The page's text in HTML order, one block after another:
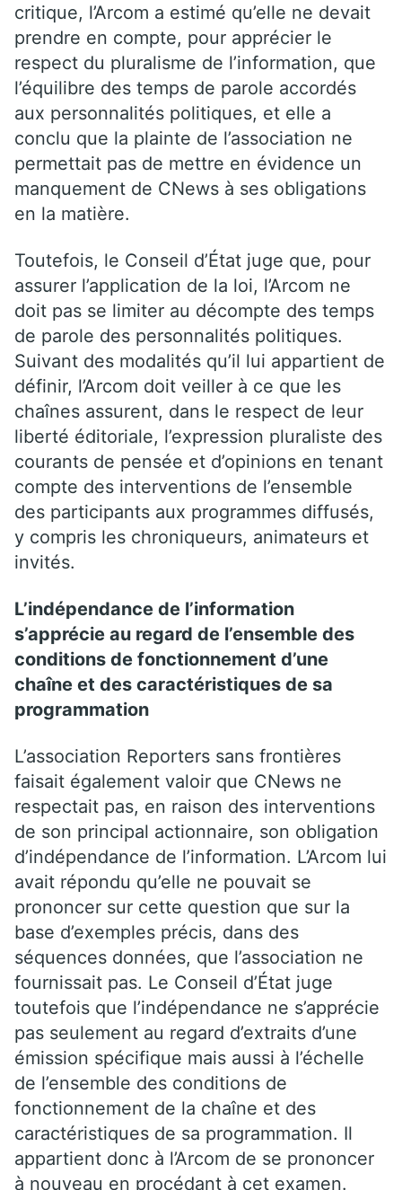
critique, l’Arcom a estimé qu’elle ne devait
prendre en compte, pour apprécier le
respect du pluralisme de l’information, que
l’équilibre des temps de parole accordés
aux personnalités politiques, et elle a
conclu que la plainte de l’association ne
permettait pas de mettre en évidence un
manquement de CNews à ses obligations
en la matière.
Toutefois, le Conseil d’État juge que, pour
assurer l’application de la loi, l’Arcom ne
doit pas se limiter au décompte des temps
de parole des personnalités politiques.
Suivant des modalités qu’il lui appartient de
définir, l’Arcom doit veiller à ce que les
chaînes assurent, dans le respect de leur
liberté éditoriale, l’expression pluraliste des
courants de pensée et d’opinions en tenant
compte des interventions de l’ensemble
des participants aux programmes diffusés,
y compris les chroniqueurs, animateurs et
invités.
L’indépendance de l’information
s’apprécie au regard de l’ensemble des
conditions de fonctionnement d’une
chaîne et des caractéristiques de sa
programmation
L’association Reporters sans frontières
faisait également valoir que CNews ne
respectait pas, en raison des interventions
de son principal actionnaire, son obligation
d’indépendance de l’information. L’Arcom lui
avait répondu qu’elle ne pouvait se
prononcer sur cette question que sur la
base d’exemples précis, dans des
séquences données, que l’association ne
fournissait pas. Le Conseil d’État juge
toutefois que l’indépendance ne s’apprécie
pas seulement au regard d’extraits d’une
émission spécifique mais aussi à l’échelle
de l’ensemble des conditions de
fonctionnement de la chaîne et des
caractéristiques de sa programmation. Il
appartient donc à l’Arcom de se prononcer
à nouveau en procédant à cet examen.